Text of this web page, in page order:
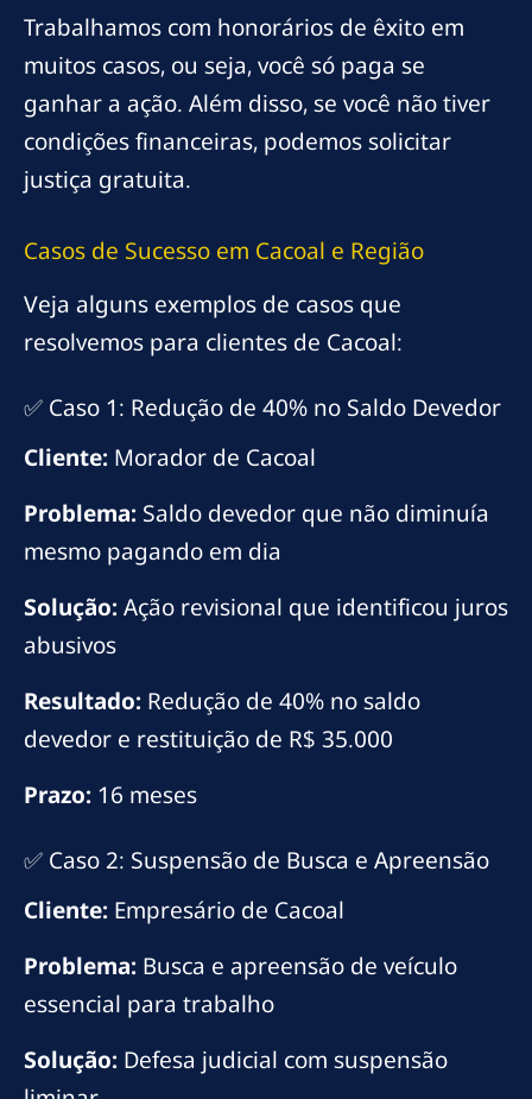
Trabalhamos com honorários de êxito em
muitos casos, ou seja, você só paga se
ganhar a ação. Além disso, se você não tiver
condições financeiras, podemos solicitar
justiça gratuita.
Casos de Sucesso em Cacoal e Região
Veja alguns exemplos de casos que
resolvemos para clientes de Cacoal:
✅ Caso 1: Redução de 40% no Saldo Devedor
Cliente: Morador de Cacoal
Problema: Saldo devedor que não diminuía
mesmo pagando em dia
Solução:Ação revisional que identificou juros
abusivos
Resultado: Redução de 40% no saldo
devedor e restituição de R$ 35.000
Prazo: 16 meses
✅ Caso 2: Suspensão de Busca e Apreensão
Cliente: Empresário de Cacoal
Problema: Busca e apreensão de veículo
essencial para trabalho
Solução: Defesa judicial com suspensão